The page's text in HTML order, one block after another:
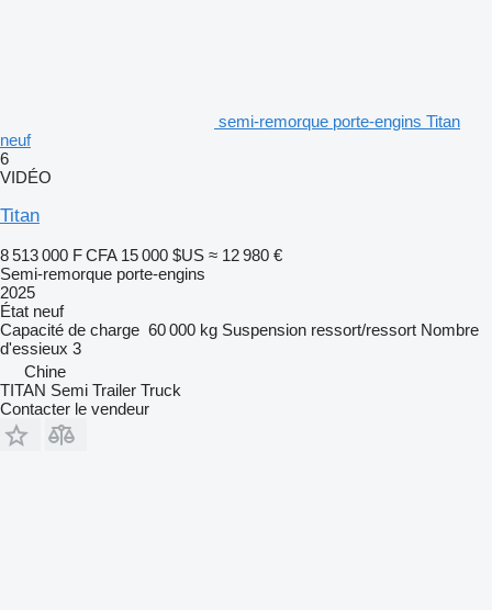
semi-remorque porte-engins Titan
neuf
6
VIDÉO
Titan
8 513 000 F CFA 15 000 $US ≈ 12 980 €
Semi-remorque porte-engins
2025
État neuf
Capacité de charge 60 000 kg Suspension ressort/ressort Nombre
d'essieux 3
Chine
TITAN Semi Trailer Truck
Contacter le vendeur